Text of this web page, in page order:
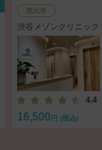
恵比寿
渋谷メゾンクリニック
4.4
16,500 円 (税込)